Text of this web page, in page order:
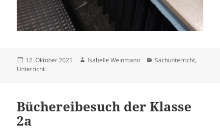
Veröffentlicht
am
12. Oktober 2025 Autor
Isabelle Weinmann Kategorien
Sachunterricht,
Unterricht
Büchereibesuch der Klasse
2a